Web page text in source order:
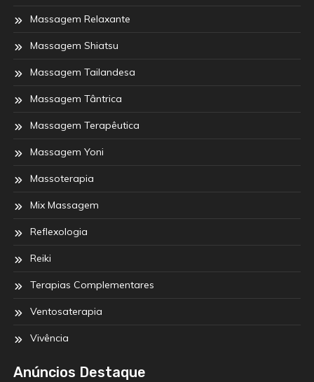
Massagem Relaxante
Massagem Shiatsu
Massagem Tailandesa
Massagem Tântrica
Massagem Terapêutica
Massagem Yoni
Massoterapia
Mix Massagem
Reflexologia
Reiki
Terapias Complementares
Ventosaterapia
Vivência
Anúncios Destaque